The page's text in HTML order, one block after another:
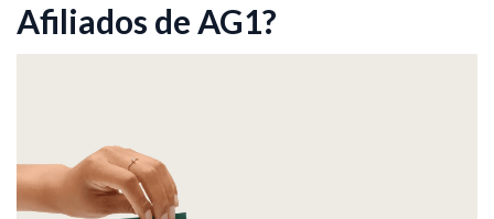
Afiliados de AG1?